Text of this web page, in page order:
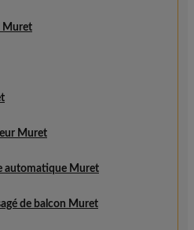
Muret
Muret
automatique Muret
de balcon Muret